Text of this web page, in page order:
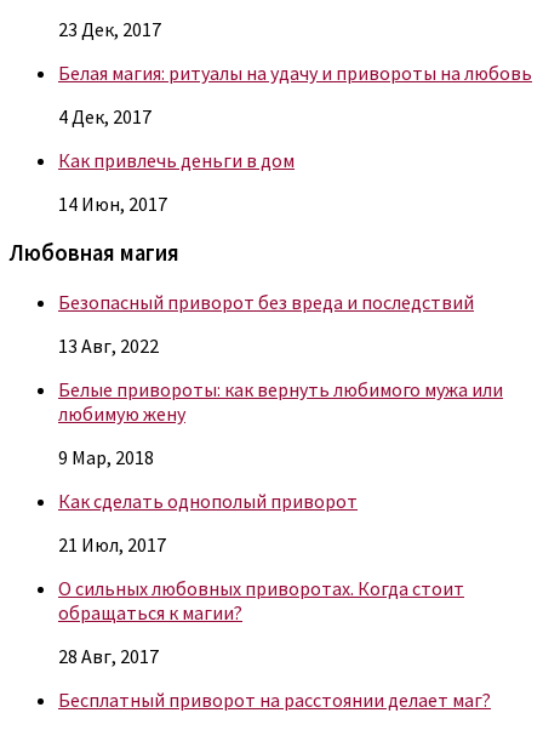
23 Дек, 2017
Белая магия: ритуалы на удачу и привороты на любовь
4 Дек, 2017
Как привлечь деньги в дом
14 Июн, 2017
Любовная магия
Безопасный приворот без вреда и последствий
13 Авг, 2022
Белые привороты: как вернуть любимого мужа или
любимую жену
9 Мар, 2018
Как сделать однополый приворот
21 Июл, 2017
О сильных любовных приворотах. Когда стоит
обращаться к магии?
28 Авг, 2017
Бесплатный приворот на расстоянии делает маг?